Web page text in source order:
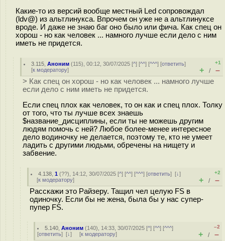
Какие-то из версий вообще местный Led сопровождал
(ldv@) из альтлинукса. Впрочем он уже не а альтлинуксе
вроде. И даже не знаю баг оно было или фича. Как спец он
хорош - но как человек ... намного лучше если дело с ним
иметь не придется.
3.115 ,Аноним (115), 00:12, 30/07/2025 [^] [^^] [^^^] [ответить]
[к модератору]
+1
+ / –
> Как спец он хорош - но как человек ... намного лучше
если дело с ним иметь не придется.
Если спец плох как человек, то он как и спец плох. Толку
от того, что ты лучше всех знаешь
$название_дисциплины, если ты не можешь другим
людям помочь с ней? Любое более-менее интересное
дело водиночку не делается, поэтому те, кто не умеет
ладить с другими людьми, обречены на нищету и
забвение.
4.138 ,1 (??), 14:12, 30/07/2025 [^] [^^] [^^^] [ответить][↓]
[к модератору]
+2
+ / –
Расскажи это Райзеру. Тащил чел целую FS в
одиночку. Если бы не жена, была бы у нас супер-
пупер FS.
5.140 ,Аноним (140), 14:33, 30/07/2025 [^] [^^] [^^^]
[ответить] [↓] [к модератору]
–2
+ / –